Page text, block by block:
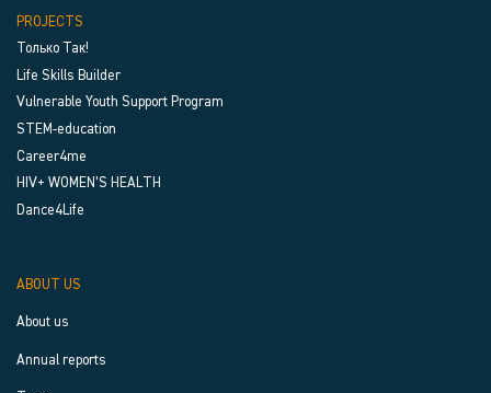
PROJECTS
Только Так!
Life Skills Builder
Vulnerable Youth Support Program
STEM-education
Career4me
HIV+ WOMEN’S HEALTH
Dance4Life
ABOUT US
About us
Annual reports